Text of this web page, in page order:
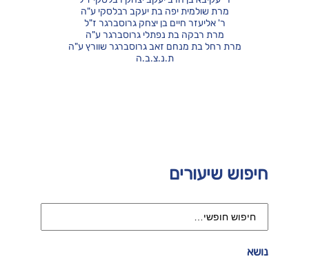
חיפוש שיעורים
נושא
מרת שולמית יפה בת יעקב רבלסקי ע"ה
ר' אליעזר חיים בן יצחק גרוסברגר ז"ל
מרת רבקה בת נפתלי גרוסברגר ע"ה
מרת רחל בת מנחם זאב גרוסברגר שוורץ ע"ה
ת.נ.צ.ב.ה